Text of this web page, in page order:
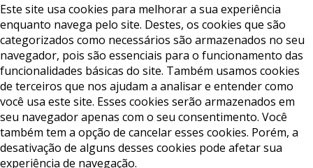
Este site usa cookies para melhorar a sua experiência
enquanto navega pelo site. Destes, os cookies que são
categorizados como necessários são armazenados no seu
navegador, pois são essenciais para o funcionamento das
funcionalidades básicas do site. Também usamos cookies
de terceiros que nos ajudam a analisar e entender como
você usa este site. Esses cookies serão armazenados em
seu navegador apenas com o seu consentimento. Você
também tem a opção de cancelar esses cookies. Porém, a
desativação de alguns desses cookies pode afetar sua
experiência de navegação.